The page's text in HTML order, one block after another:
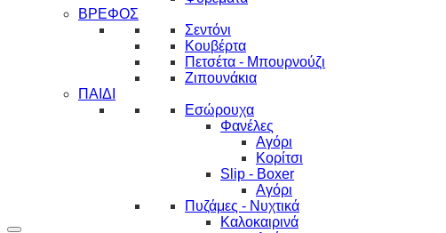
ΒΡΕΦΟΣ
Σεντόνι
Κουβέρτα
Πετσέτα - Μπουρνούζι
Ζιπουνάκια
ΠΑΙΔΙ
Εσώρουχα
Φανέλες
Αγόρι
Κορίτσι
Slip - Boxer
Αγόρι
Πυζάμες - Νυχτικά
Καλοκαιρινά